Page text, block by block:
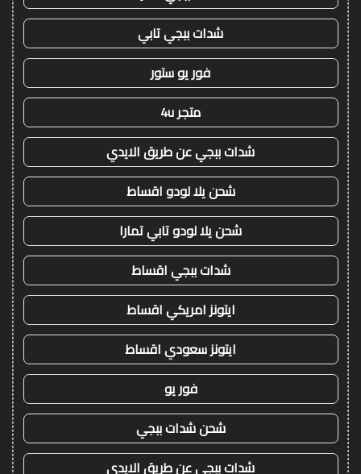
شدات ببجي تابي
فور يو ستور
متجر 4u
شدات ببجي عن طريق الايدي
شحن يلا لودو اقساط
شحن يلا لودو تابي تمارا
شدات ببجي اقساط
ايتونز امريكي اقساط
ايتونز سعودي اقساط
فور يو
شحن شدات ببجي
شدات ببجي عن طريق الايدي